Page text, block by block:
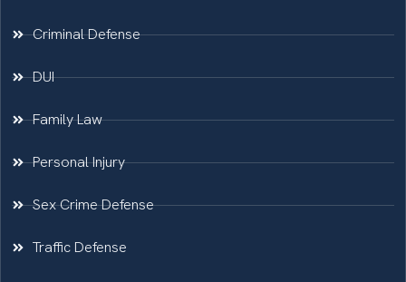
Criminal Defense
DUI
Family Law
Personal Injury
Sex Crime Defense
Traffic Defense